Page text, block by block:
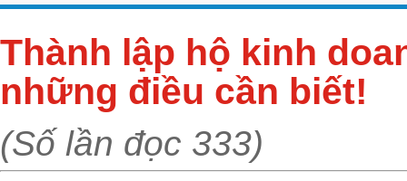
Thành lập hộ kinh
những điều cần biết!
(Số lần đọc 333)